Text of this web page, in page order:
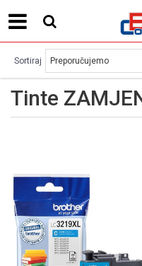
Tinte
Sortiraj